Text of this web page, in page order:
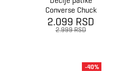
Converse Chuck
Taylor all star
2.099 RSD
2.999 RSD
-40%